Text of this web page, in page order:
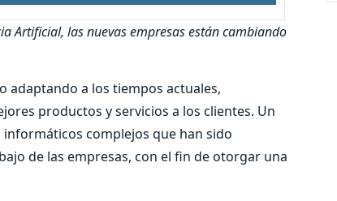
Artificial, las nuevas empresas están cambiando
adaptando a los tiempos actuales,
productos y servicios a los clientes. Un
complejos que han sido
de las empresas, con el fin de otorgar una